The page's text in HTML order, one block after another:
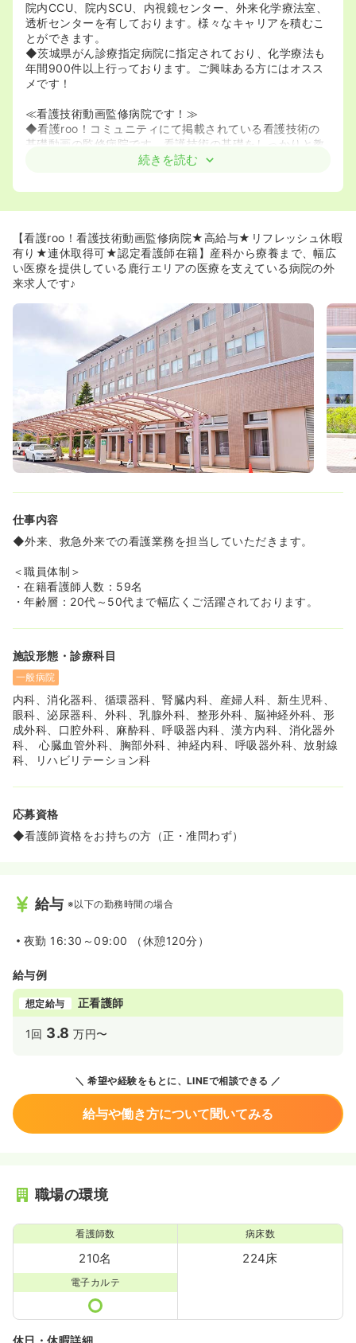
院内CCU、院内SCU、内視鏡センター、外来化学療法室、
透析センターを有しております。様々なキャリアを積むこ
とができます。
◆茨城県がん診療指定病院に指定されており、化学療法も
年間900件以上行っております。ご興味ある方にはオスス
メです！
≪看護技術動画監修病院です！≫
◆看護roo！コミュニティにて掲載されている看護技術の
基礎動画の監修病院です。看護技術の基礎をしっかりと教
えて頂ける環境があります♪
roo.com/mv/
◆病院の中や看護スタッフの働く様子を見てから考えた
い、という方には随時対応しております。
≪教育、フォロー体制充実♪≫
えて頂ける環境があります！
≪充実した福利厚生♪≫
◆24時間託児所もあり、家庭と両立しながら勤務すること
ができます！
◆育休産休の取得実績もあり、復帰された方の勤務形態に
ついては柔軟に対応頂けます♪時短勤務、非常勤勤務からの
常勤移行などさまざまな相談に応じることが可能です。
続きを読む
【看護roo！看護技術動画監修病院★高給与★リフレッシュ休暇
有り★連休取得可★認定看護師在籍】産科から療養まで、幅広
い医療を提供している鹿行エリアの医療を支えている病院の外
来求人です♪
仕事内容
◆外来、救急外来での看護業務を担当していただきます。
＜職員体制＞
・在籍看護師人数：59名
・年齢層：20代～50代まで幅広くご活躍されております。
施設形態・診療科目
一般病院
内科、消化器科、循環器科、腎臓内科、産婦人科、新生児科、
眼科、泌尿器科、外科、乳腺外科、整形外科、脳神経外科、形
成外科、口腔外科、麻酔科、呼吸器内科、漢方内科、消化器外
科、 心臓血管外科、胸部外科、神経内科、呼吸器外科、放射線
科、リハビリテーション科
応募資格
◆看護師資格をお持ちの方（正・准問わず）
給与 ※以下の勤務時間の場合
夜勤 16:30～09:00 （休憩120分）
給与例
想定給与 正看護師
1回 3.8 万円〜
希望や経験をもとに、LINEで相談できる
給与や働き方について聞いてみる
職場の環境
看護師数
210名
病床数
224床
電子カルテ